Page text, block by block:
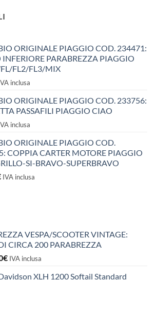
ORIGINALE PIAGGIO COD. 234471:
INFERIORE PARABREZZA PIAGGIO
FL2/FL3/MIX
inclusa
ORIGINALE PIAGGIO COD. 233756:
PASSAFILI PIAGGIO CIAO
inclusa
ORIGINALE PIAGGIO COD.
COPPIA CARTER MOTORE PIAGGIO
SI-BRAVO-SUPERBRAVO
IVA inclusa
VESPA/SCOOTER VINTAGE:
CIRCA 200 PARABREZZA
€ IVA inclusa
XLH 1200 Softail Standard